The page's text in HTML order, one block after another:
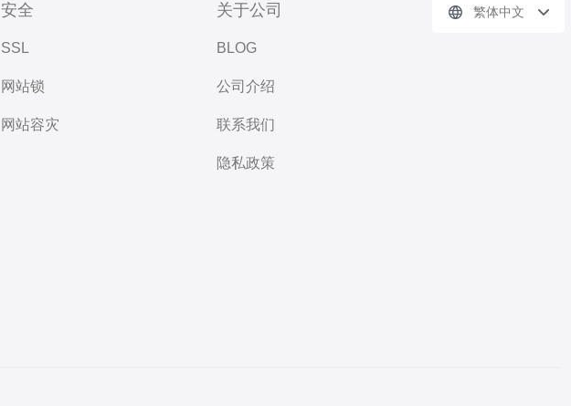
安全
SSL
网站锁
网站容灾
关于公司
BLOG
公司介绍
联系我们
隐私政策
繁体中文